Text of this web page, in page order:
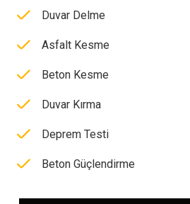
Duvar Delme
Asfalt Kesme
Beton Kesme
Duvar Kırma
Deprem Testi
Beton Güçlendirme